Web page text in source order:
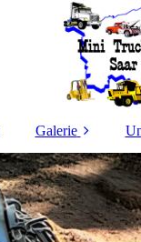
Galerie
Fahrtage 2026
Fahrtage 2025
Fahrtage 2024